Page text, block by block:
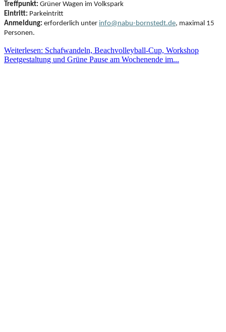
Treffpunkt: Grüner Wagen im Volkspark
Eintritt: Parkeintritt
Anmeldung: erforderlich unter info@nabu-bornstedt.de, maximal 15
Personen.
Weiterlesen: Schafwandeln, Beachvolleyball-Cup, Workshop
Beetgestaltung und Grüne Pause am Wochenende im...